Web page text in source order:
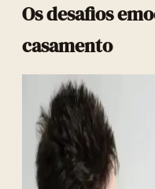
Os desafios
casamento